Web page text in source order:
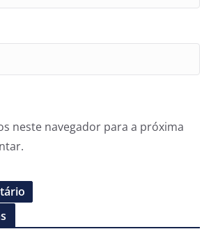
neste navegador para a próxima